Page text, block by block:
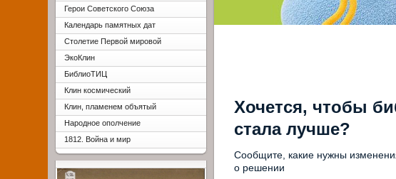
Хочется, чтобы
стала лучше?
Сообщите, какие нужны
о решении
Герои Советского Союза
Календарь памятных дат
Столетие Первой мировой
ЭкоКлин
БиблиоТИЦ
Клин космический
Клин, пламенем объятый
Народное ополчение
1812. Война и мир